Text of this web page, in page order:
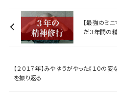
【最強のミ
だ３年間の
【２０１７年】みやゆうがやった《１０の変
を振り返る